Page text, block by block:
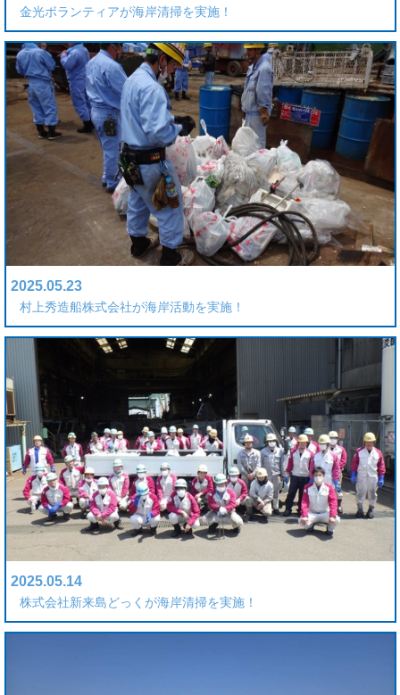
金光ボランティアが海岸清掃を実施！
2025.05.23
村上秀造船株式会社が海岸活動を実施！
2025.05.14
株式会社新来島どっくが海岸清掃を実施！